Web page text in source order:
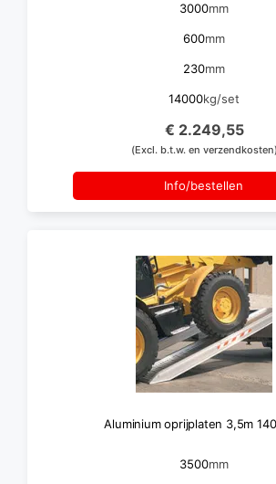
3000mm
600mm
230mm
14000kg/set
€ 2.249,55
(Excl. b.t.w. en verzendkosten)
Info/bestellen
Aluminium oprijplaten 3,5m
3500mm